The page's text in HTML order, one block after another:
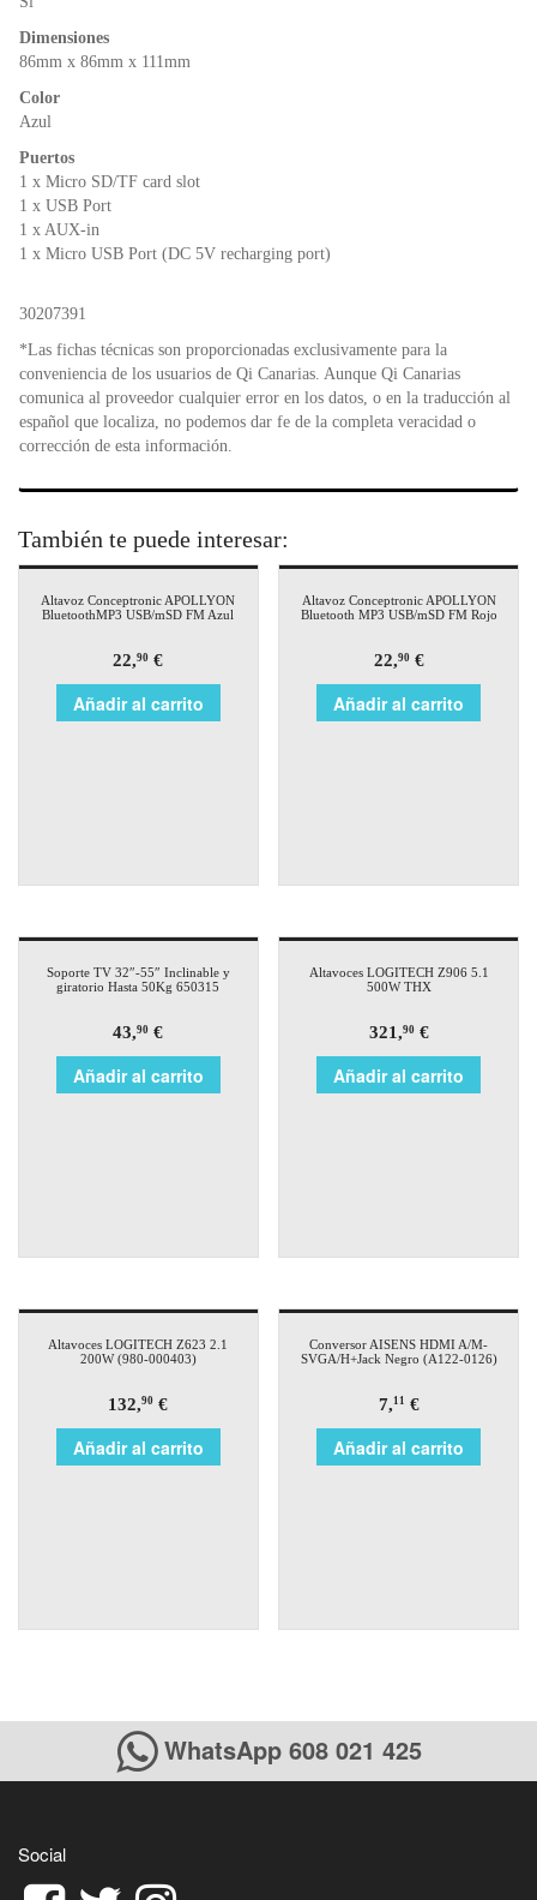
Dimensiones
86mm x 86mm x 111mm
Color
Azul
Puertos
1 x Micro SD/TF card slot
1 x USB Port
1 x AUX-in
1 x Micro USB Port (DC 5V recharging port)
30207391
*Las fichas técnicas son proporcionadas exclusivamente para la
conveniencia de los usuarios de Qi Canarias. Aunque Qi Canarias
comunica al proveedor cualquier error en los datos, o en la traducción al
español que localiza, no podemos dar fe de la completa veracidad o
corrección de esta información.
También te puede interesar:
Altavoz Conceptronic APOLLYON
BluetoothMP3 USB/mSD FM Azul
22,90 €
Añadir al carrito
Altavoz Conceptronic APOLLYON
Bluetooth MP3 USB/mSD FM Rojo
22,90€
Añadir al carrito
Soporte TV 32″-55″ Inclinable y
giratorio Hasta 50Kg 650315
43,90 €
Añadir al carrito
Altavoces LOGITECH Z906 5.1
500W THX
321,90€
Añadir al carrito
Altavoces LOGITECH Z623 2.1
200W (980-000403)
132,90 €
Añadir al carrito
Conversor AISENS HDMI A/M-
SVGA/H+Jack Negro (A122-0126)
7,11 €
Añadir al carrito
WhatsApp 608 021 425
Social